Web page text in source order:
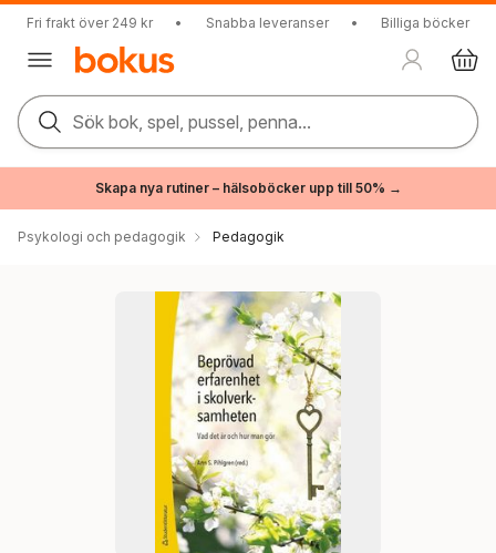
Fri frakt över 249 kr • Snabba leveranser • Billiga böcker
Sök bok, spel, pussel, penna...
Skapa nya rutiner – hälsoböcker upp till 50% →
Psykologi och pedagogik Pedagogik